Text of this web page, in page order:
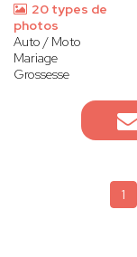
20 types de
photos
Auto / Moto
Mariage
Grossesse
1